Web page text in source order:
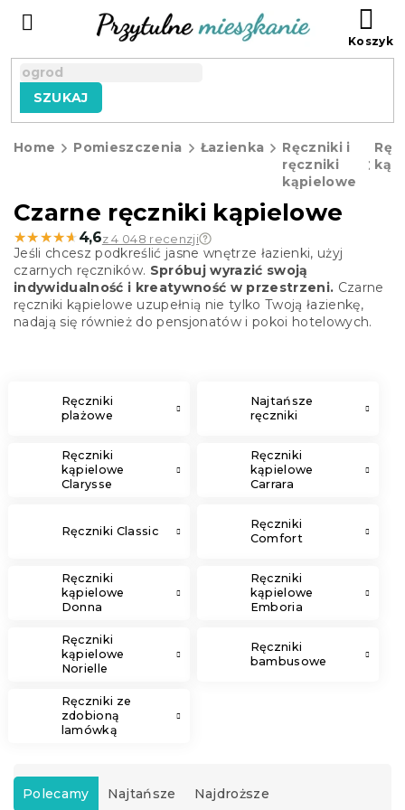
SZUKAJ
Home Pomieszczenia Łazienka
Ręczniki i
ręczniki
kąpielowe
Czarne ręczniki kąpielowe
★★★★★
★★★★★ 4,6z 4 048 recenzji
Jeśli chcesz podkreślić jasne wnętrze łazienki, użyj
czarnych ręczników. Spróbuj wyrazić swoją
indywidualność i kreatywność w przestrzeni. Czarne
ręczniki kąpielowe uzupełnią nie tylko Twoją łazienkę,
nadają się również do pensjonatów i pokoi hotelowych.
Ręczniki
plażowe
Najtańsze
ręczniki
Ręczniki
kąpielowe
Clarysse
Ręczniki
kąpielowe
Carrara
Ręczniki Classic
Ręczniki
Comfort
Ręczniki
kąpielowe
Donna
Ręczniki
kąpielowe
Emboria
Ręczniki
kąpielowe
Norielle
Ręczniki
bambusowe
Ręczniki ze
zdobioną
lamówką
S
oPolecamy Najtańsze Najdroższe